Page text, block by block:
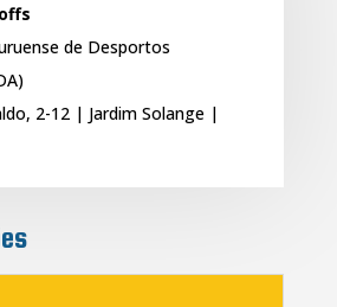
de Desportos
2-12 | Jardim Solange |